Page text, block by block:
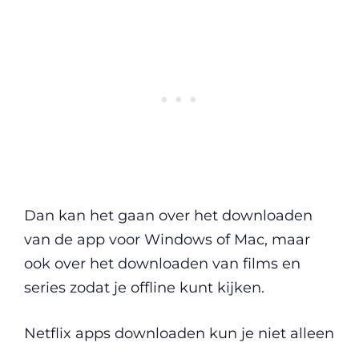
Dan kan het gaan over het downloaden
van de app voor Windows of Mac, maar
ook over het downloaden van films en
series zodat je offline kunt kijken.
Netflix apps downloaden kun je niet alleen